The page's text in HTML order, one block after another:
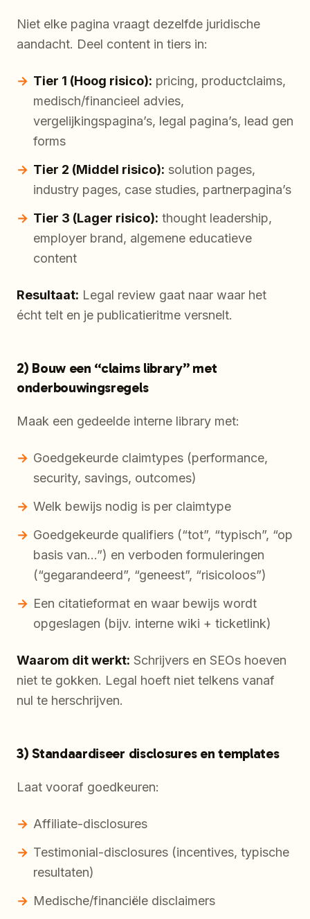
Niet elke pagina vraagt dezelfde juridische
aandacht. Deel content in tiers in:
Tier 1 (Hoog risico): pricing, productclaims,
medisch/financieel advies,
vergelijkingspagina’s, legal pagina’s, lead gen
forms
Tier 2 (Middel risico): solution pages,
industry pages, case studies, partnerpagina’s
Tier 3 (Lager risico): thought leadership,
employer brand, algemene educatieve
content
Resultaat: Legal review gaat naar waar het
écht telt en je publicatieritme versnelt.
2) Bouw een “claims library” met
onderbouwingsregels
Maak een gedeelde interne library met:
Goedgekeurde claimtypes (performance,
security, savings, outcomes)
Welk bewijs nodig is per claimtype
Goedgekeurde qualifiers (“tot”, “typisch”, “op
basis van…”) en verboden formuleringen
(“gegarandeerd”, “geneest”, “risicoloos”)
Een citatieformat en waar bewijs wordt
opgeslagen (bijv. interne wiki + ticketlink)
Waarom dit werkt: Schrijvers en SEOs hoeven
niet te gokken. Legal hoeft niet telkens vanaf
nul te herschrijven.
3) Standaardiseer disclosures en templates
Laat vooraf goedkeuren:
Affiliate-disclosures
Testimonial-disclosures (incentives, typische
resultaten)
Medische/financiële disclaimers